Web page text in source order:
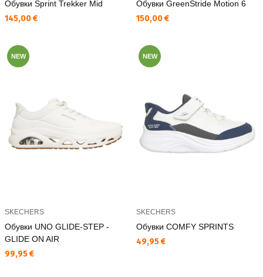
Обувки Sprint Trekker Mid
Текуща цена:
145,00 €
Обувки GreenStride Motion 6
Текуща цена:
150,00 €
NEW
SKECHERS
Обувки UNO GLIDE-STEP -
GLIDE ON AIR
Текуща цена:
99,95 €
NEW
SKECHERS
Обувки COMFY SPRINTS
Текуща цена:
49,95 €